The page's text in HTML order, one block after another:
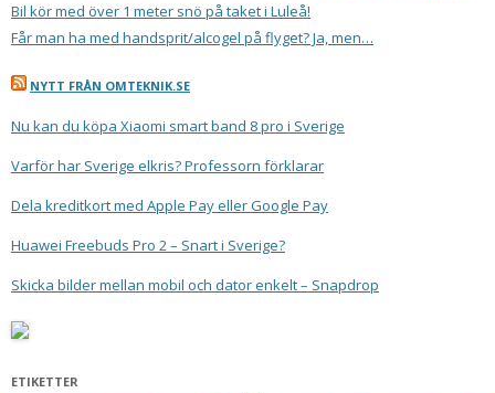
Bil kör med över 1 meter snö på taket i Luleå!
Får man ha med handsprit/alcogel på flyget? Ja, men…
NYTT FRÅN OMTEKNIK.SE
Nu kan du köpa Xiaomi smart band 8 pro i Sverige
Varför har Sverige elkris? Professorn förklarar
Dela kreditkort med Apple Pay eller Google Pay
Huawei Freebuds Pro 2 – Snart i Sverige?
Skicka bilder mellan mobil och dator enkelt – Snapdrop
ETIKETTER